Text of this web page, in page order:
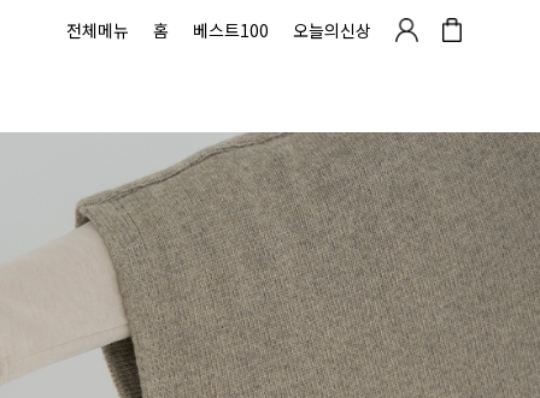
전체메뉴 홈 베스트100 오늘의신상